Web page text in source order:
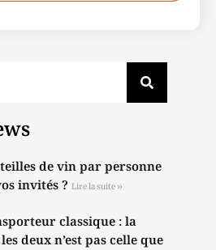
de vin par personne
invités ? Lire la suite »
classique : la
deux n’est pas celle que